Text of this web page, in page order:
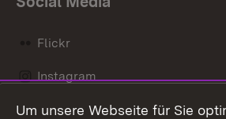
Flickr
Instagram
Social Wall
Um unsere Webseite für Sie